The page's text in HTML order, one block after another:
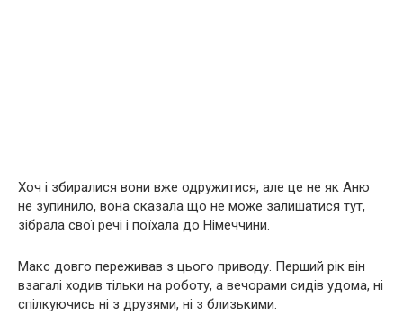
Хоч і збиралися вони вже одружитися, але це не як Аню
не зупинило, вона сказала що не може залишатися тут,
зібрала свої речі і поїхала до Німеччини.
Макс довго переживав з цього приводу. Перший рік він
взагалі ходив тільки на роботу, а вечорами сидів удома, ні
спілкуючись ні з друзями, ні з близькими.